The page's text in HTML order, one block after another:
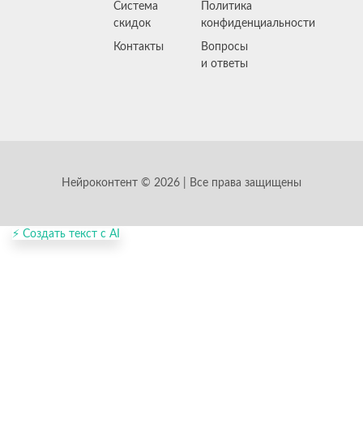
Система
скидок
Контакты
Политика
конфиденциальности
Вопросы
и ответы
Нейроконтент © 2026 | Все права защищены
⚡ Создать текст с AI